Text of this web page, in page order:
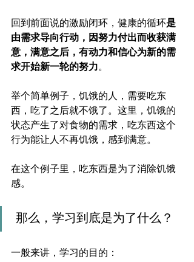
回到前面说的激励闭环，健康的循环是
由需求导向行动，因努力付出而收获满
意，满意之后，有动力和信心为新的需
求开始新一轮的努力。
举个简单例子，饥饿的人，需要吃东
西，吃了之后就不饿了。这里，饥饿的
状态产生了对食物的需求，吃东西这个
行为能让人不再饥饿，感到满意。
在这个例子里，吃东西是为了消除饥饿
感。
那么，学习到底是为了什么？
一般来讲，学习的目的：